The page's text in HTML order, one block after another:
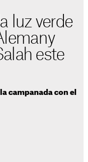
luz verde
este
campanada con el